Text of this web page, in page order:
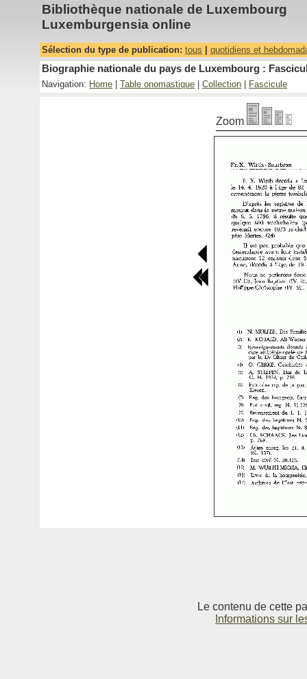
Bibliothèque nationale de Luxembourg
Luxemburgensia online
Sélection du type de publication: tous quotidiens et
Biographie nationale du pays de Luxembourg :
Navigation: Home Table onomastique Collection Fascicule
Zoom
Le contenu de cette
Informations sur